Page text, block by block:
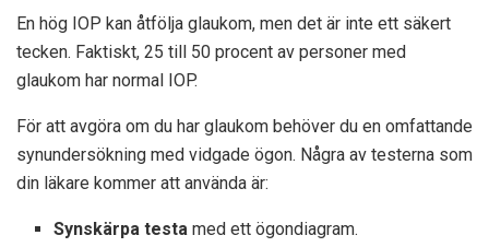
En hög IOP kan åtfölja glaukom, men det är inte ett säkert
tecken. Faktiskt, 25 till 50 procent av personer med
glaukom har normal IOP.
För att avgöra om du har glaukom behöver du en omfattande
synundersökning med vidgade ögon. Några av testerna som
din läkare kommer att använda är:
Synskärpa testa med ett ögondiagram.